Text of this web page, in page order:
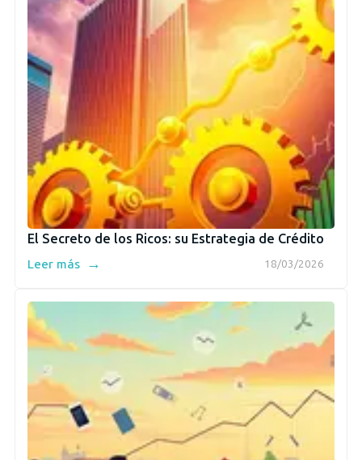
El Secreto de los Ricos: su Estrategia de Crédito
18/03/2026
Leer más →